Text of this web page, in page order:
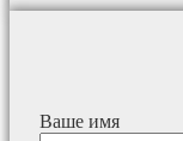
Ваше имя